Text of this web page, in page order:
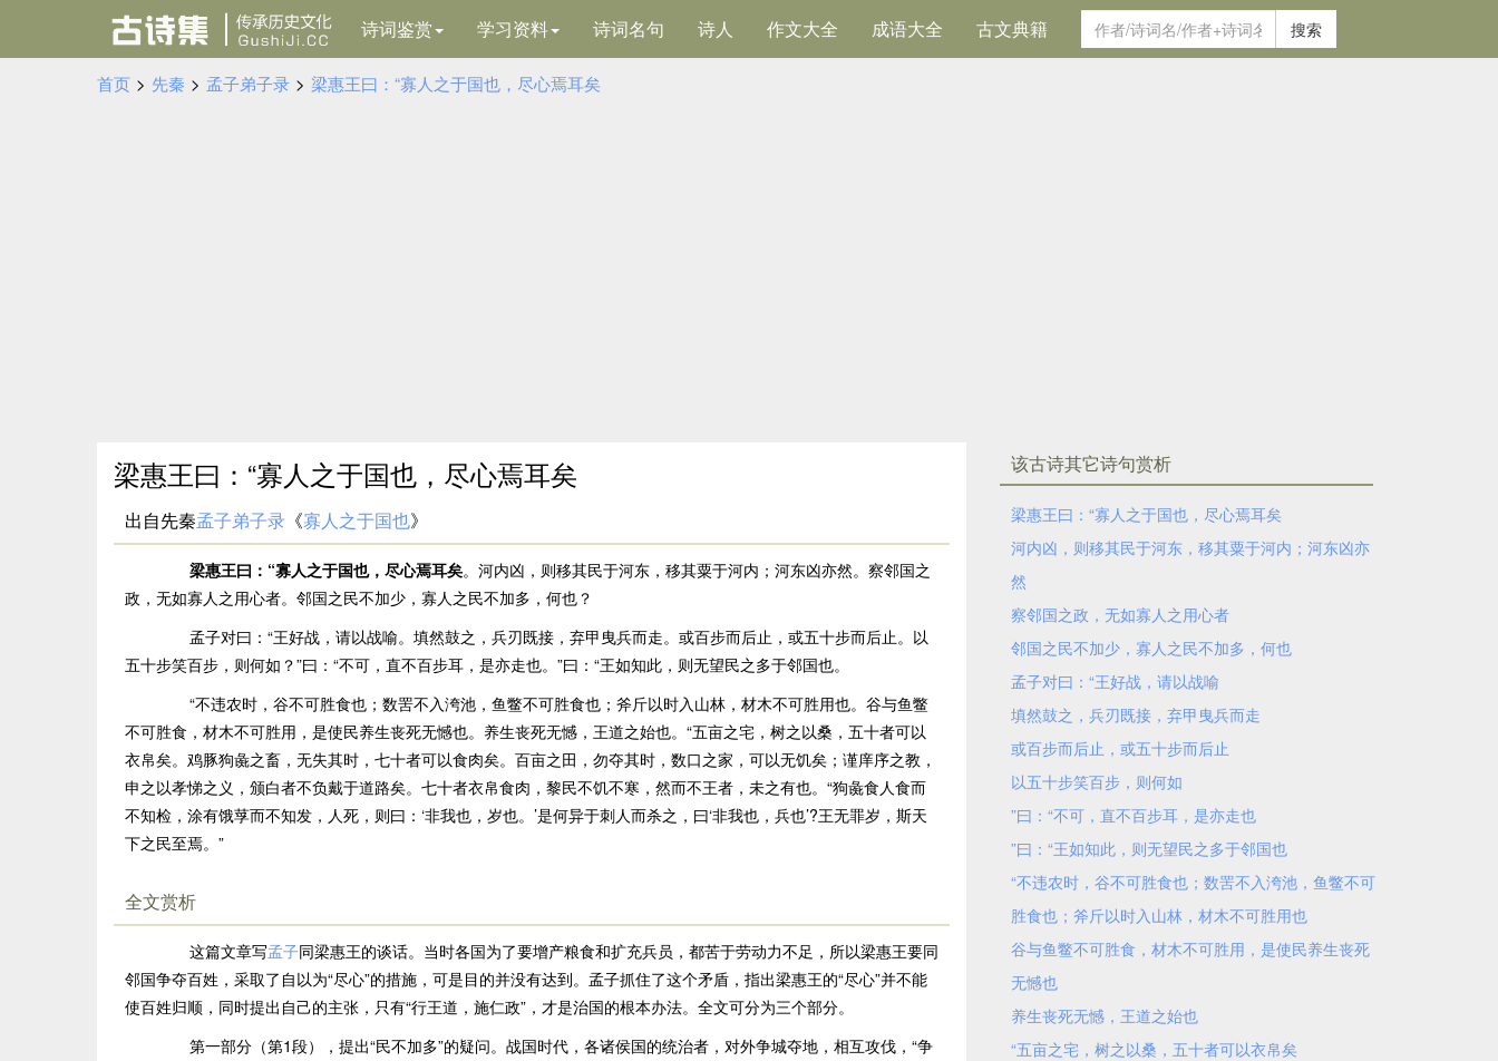
诗词鉴赏 学习资料 诗词名句 诗人 作文大全 成语大全 古文典籍 搜索
首页 > 先秦 > 孟子弟子录 > 梁惠王曰：“寡人之于国也，尽心焉耳矣
梁惠王曰：“寡人之于国也，尽心焉耳矣
出自先秦孟子弟子录 《寡人之于国也》
梁惠王曰：“寡人之于国也，尽心焉耳矣。河内凶，则移其民于河东，移其粟于河内；河东凶亦然。察邻国之
政，无如寡人之用心者。邻国之民不加少，寡人之民不加多，何也？
孟子对曰：“王好战，请以战喻。填然鼓之，兵刃既接，弃甲曳兵而走。或百步而后止，或五十步而后止。以
五十步笑百步，则何如？”曰：“不可，直不百步耳，是亦走也。”曰：“王如知此，则无望民之多于邻国也。
“不违农时，谷不可胜食也；数罟不入洿池，鱼鳖不可胜食也；斧斤以时入山林，材木不可胜用也。谷与鱼鳖
不可胜食，材木不可胜用，是使民养生丧死无憾也。养生丧死无憾，王道之始也。“五亩之宅，树之以桑，五十者可以
衣帛矣。鸡豚狗彘之畜，无失其时，七十者可以食肉矣。百亩之田，勿夺其时，数口之家，可以无饥矣；谨庠序之教，
申之以孝悌之义，颁白者不负戴于道路矣。七十者衣帛食肉，黎民不饥不寒，然而不王者，未之有也。“狗彘食人食而
不知检，涂有饿莩而不知发，人死，则曰：‘非我也，岁也。’是何异于刺人而杀之，曰‘非我也，兵也’?王无罪岁，斯天
下之民至焉。”
全文赏析
这篇文章写孟子同梁惠王的谈话。当时各国为了要增产粮食和扩充兵员，都苦于劳动力不足，所以梁惠王要同
邻国争夺百姓，采取了自以为“尽心”的措施，可是目的并没有达到。孟子抓住了这个矛盾，指出梁惠王的“尽心”并不能
使百姓归顺，同时提出自己的主张，只有“行王道，施仁政”，才是治国的根本办法。全文可分为三个部分。
第一部分（第1段），提出“民不加多”的疑问。战国时代，各诸侯国的统治者，对外争城夺地，相互攻伐，“争
该古诗其它诗句赏析
梁惠王曰：“寡人之于国也，尽心焉耳矣
河内凶，则移其民于河东，移其粟于河内；河东凶亦
然
察邻国之政，无如寡人之用心者
邻国之民不加少，寡人之民不加多，何也
孟子对曰：“王好战，请以战喻
填然鼓之，兵刃既接，弃甲曳兵而走
或百步而后止，或五十步而后止
以五十步笑百步，则何如
”曰：“不可，直不百步耳，是亦走也
”曰：“王如知此，则无望民之多于邻国也
“不违农时，谷不可胜食也；数罟不入洿池，鱼鳖不可
胜食也；斧斤以时入山林，材木不可胜用也
谷与鱼鳖不可胜食，材木不可胜用，是使民养生丧死
无憾也
养生丧死无憾，王道之始也
“五亩之宅，树之以桑，五十者可以衣帛矣